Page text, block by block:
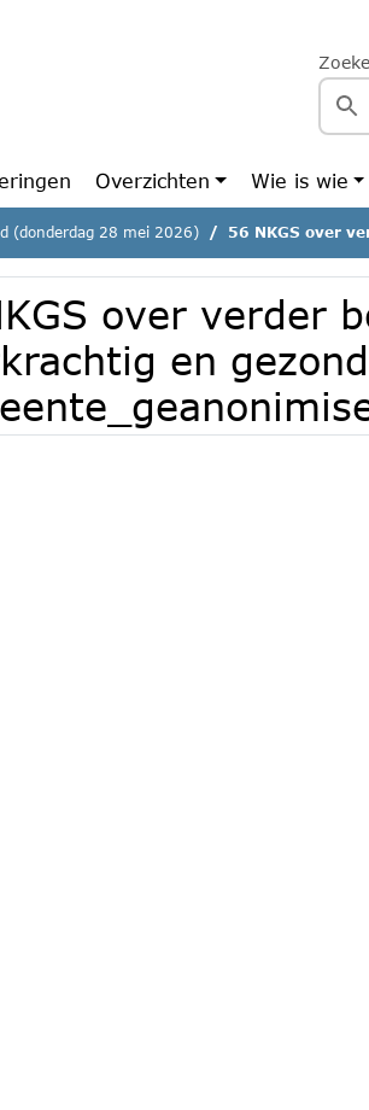
Overzichten Wie is wie
(donderdag 28 mei 2026) 56 NKGS over verder
over verder
en